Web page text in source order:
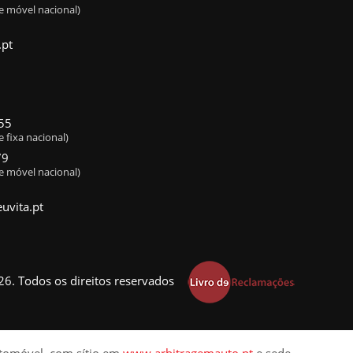
móvel nacional)
fixa nacional)
móvel nacional)
Todos os direitos reservados